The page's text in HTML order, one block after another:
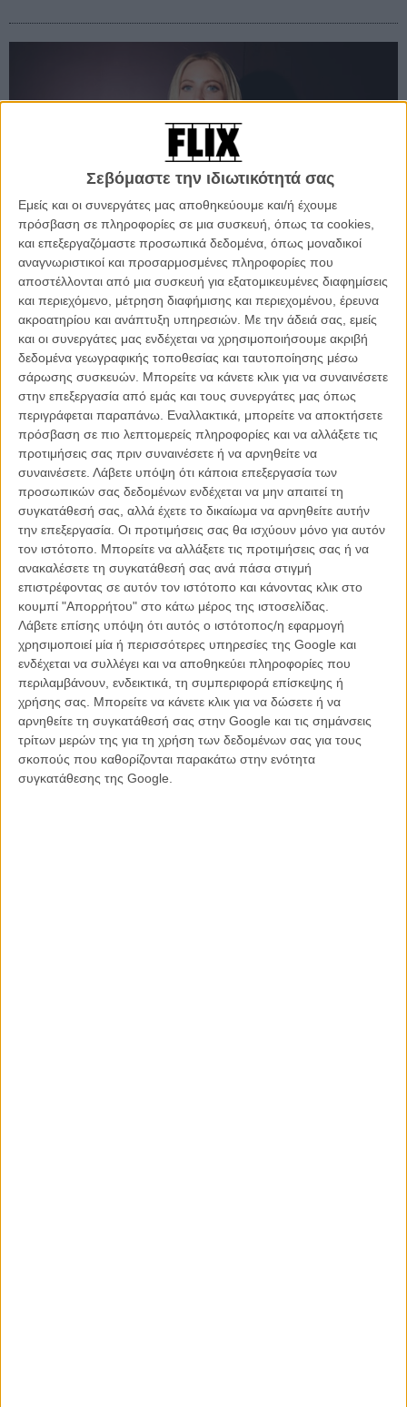
Σεβόμαστε την ιδιωτικότητά σας
Εμείς και οι συνεργάτες μας αποθηκεύουμε και/ή έχουμε
πρόσβαση σε πληροφορίες σε μια συσκευή, όπως τα cookies,
και επεξεργαζόμαστε προσωπικά δεδομένα, όπως μοναδικοί
αναγνωριστικοί και προσαρμοσμένες πληροφορίες που
αποστέλλονται από μια συσκευή για εξατομικευμένες διαφημίσεις
και περιεχόμενο, μέτρηση διαφήμισης και περιεχομένου, έρευνα
ακροατηρίου και ανάπτυξη υπηρεσιών. Με την άδειά σας, εμείς
και οι συνεργάτες μας ενδέχεται να χρησιμοποιήσουμε ακριβή
δεδομένα γεωγραφικής τοποθεσίας και ταυτοποίησης μέσω
σάρωσης συσκευών. Μπορείτε να κάνετε κλικ για να συναινέσετε
στην επεξεργασία από εμάς και τους συνεργάτες μας όπως
περιγράφεται παραπάνω. Εναλλακτικά, μπορείτε να αποκτήσετε
πρόσβαση σε πιο λεπτομερείς πληροφορίες και να αλλάξετε τις
προτιμήσεις σας πριν συναινέσετε ή να αρνηθείτε να
συναινέσετε. Λάβετε υπόψη ότι κάποια επεξεργασία των
προσωπικών σας δεδομένων ενδέχεται να μην απαιτεί τη
συγκατάθεσή σας, αλλά έχετε το δικαίωμα να αρνηθείτε αυτήν
την επεξεργασία. Οι προτιμήσεις σας θα ισχύουν μόνο για αυτόν
τον ιστότοπο. Μπορείτε να αλλάξετε τις προτιμήσεις σας ή να
ανακαλέσετε τη συγκατάθεσή σας ανά πάσα στιγμή
επιστρέφοντας σε αυτόν τον ιστότοπο και κάνοντας κλικ στο
κουμπί "Απορρήτου" στο κάτω μέρος της ιστοσελίδας.
Λάβετε επίσης υπόψη ότι αυτός ο ιστότοπος/η εφαρμογή
χρησιμοποιεί μία ή περισσότερες υπηρεσίες της Google και
ενδέχεται να συλλέγει και να αποθηκεύει πληροφορίες που
περιλαμβάνουν, ενδεικτικά, τη συμπεριφορά επίσκεψης ή
χρήσης σας. Μπορείτε να κάνετε κλικ για να δώσετε ή να
αρνηθείτε τη συγκατάθεσή σας στην Google και τις σημάνσεις
τρίτων μερών της για τη χρήση των δεδομένων σας για τους
σκοπούς που καθορίζονται παρακάτω στην ενότητα
συγκατάθεσης της Google.
BUZZ ΣΗΜΕΡΑ
Η Μπρίτανι Σνόου εντάσσεται στο κινηματογραφικό
σύμπαν του «The Housemaid»
BUZZ ΣΗΜΕΡΑ
Οι ειδικές προβολές της εβδομάδας (6 - 12 Αυγούστου
2026)